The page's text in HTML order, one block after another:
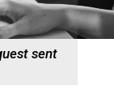
sent